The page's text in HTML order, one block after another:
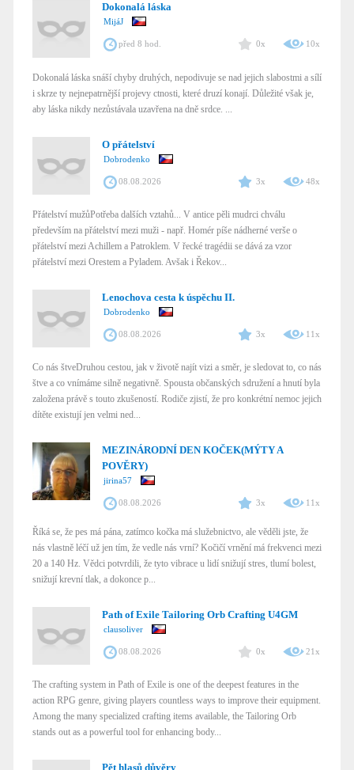
Dokonalá láska
MijáJ
před 8 hod. 0x 10x
Dokonalá láska snáší chyby druhých, nepodivuje se nad jejich slabostmi a sílí
i skrze ty nejnepatrnější projevy ctnosti, které druzí konají. Důležité však je,
aby láska nikdy nezůstávala uzavřena na dně srdce. ...
O přátelství
Dobrodenko
08.08.2026 3x 48x
Přátelství mužůPotřeba dalších vztahů... V antice pěli mudrci chválu
především na přátelství mezi muži - např. Homér píše nádherné verše o
přátelství mezi Achillem a Patroklem. V řecké tragédii se dává za vzor
přátelství mezi Orestem a Pyladem. Avšak i Řekov...
Lenochova cesta k úspěchu II.
Dobrodenko
08.08.2026 3x 11x
Co nás štveDruhou cestou, jak v životě najít vizi a směr, je sledovat to, co nás
štve a co vnímáme silně negativně. Spousta občanských sdružení a hnutí byla
založena právě s touto zkušeností. Rodiče zjistí, že pro konkrétní nemoc jejich
dítěte existují jen velmi ned...
MEZINÁRODNÍ DEN KOČEK(MÝTY A
POVĚRY)
jirina57
08.08.2026 3x 11x
Říká se, že pes má pána, zatímco kočka má služebnictvo, ale věděli jste, že
nás vlastně léčí už jen tím, že vedle nás vrní? Kočičí vrnění má frekvenci mezi
20 a 140 Hz. Vědci potvrdili, že tyto vibrace u lidí snižují stres, tlumí bolest,
snižují krevní tlak, a dokonce p...
Path of Exile Tailoring Orb Crafting U4GM
clausoliver
08.08.2026 0x 21x
The crafting system in Path of Exile is one of the deepest features in the
action RPG genre, giving players countless ways to improve their equipment.
Among the many specialized crafting items available, the Tailoring Orb
stands out as a powerful tool for enhancing body...
Pět hlasů důvěry